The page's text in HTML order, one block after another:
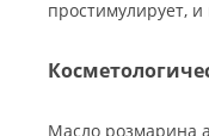
простимулирует, и
Масло розмарина